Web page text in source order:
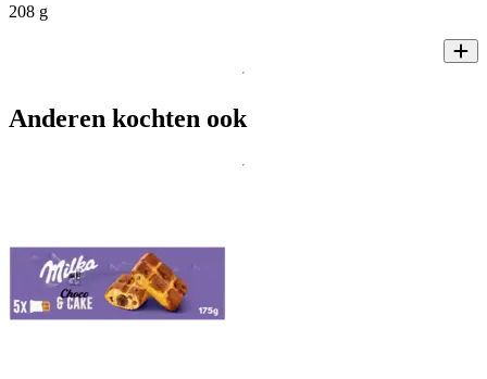
208 g
Anderen kochten ook